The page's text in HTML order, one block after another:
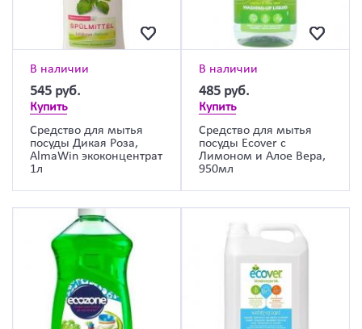
В наличии
545 руб.
Купить
Средство для мытья
посуды Дикая Роза,
AlmaWin экоконцентрат
1л
В наличии
485 руб.
Купить
Средство для мытья
посуды Ecover с
Лимоном и Алое Вера,
950мл